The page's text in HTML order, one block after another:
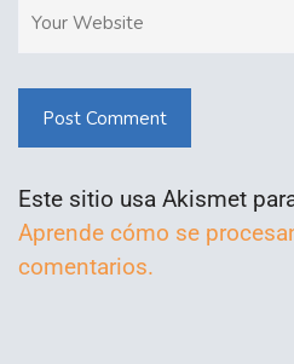
Post Comment
Este sitio usa Akismet
Aprende cómo se
comentarios.